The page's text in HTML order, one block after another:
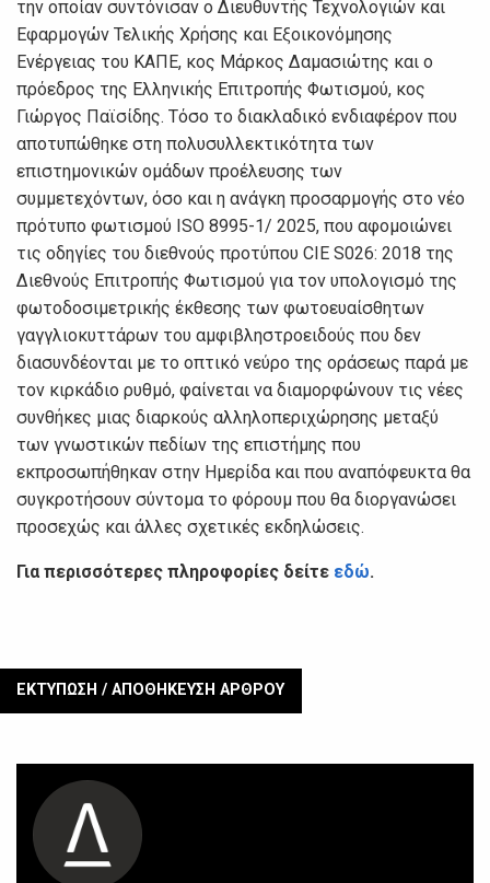
την οποίαν συντόνισαν ο Διευθυντής Τεχνολογιών και
Εφαρμογών Τελικής Χρήσης και Εξοικονόμησης
Ενέργειας του ΚΑΠΕ, κος Μάρκος Δαμασιώτης και ο
πρόεδρος της Ελληνικής Επιτροπής Φωτισμού, κος
Γιώργος Παϊσίδης. Τόσο το διακλαδικό ενδιαφέρον που
αποτυπώθηκε στη πολυσυλλεκτικότητα των
επιστημονικών ομάδων προέλευσης των
συμμετεχόντων, όσο και η ανάγκη προσαρμογής στο νέο
πρότυπο φωτισμού ISO 8995-1/ 2025, που αφομοιώνει
τις οδηγίες του διεθνούς προτύπου CIE S026: 2018 της
Διεθνούς Επιτροπής Φωτισμού για τον υπολογισμό της
φωτοδοσιμετρικής έκθεσης των φωτοευαίσθητων
γαγγλιοκυττάρων του αμφιβληστροειδούς που δεν
διασυνδέονται με το οπτικό νεύρο της οράσεως παρά με
τον κιρκάδιο ρυθμό, φαίνεται να διαμορφώνουν τις νέες
συνθήκες μιας διαρκούς αλληλοπεριχώρησης μεταξύ
των γνωστικών πεδίων της επιστήμης που
εκπροσωπήθηκαν στην Ημερίδα και που αναπόφευκτα θα
συγκροτήσουν σύντομα το φόρουμ που θα διοργανώσει
προσεχώς και άλλες σχετικές εκδηλώσεις.
Για περισσότερες πληροφορίες δείτε εδώ.
ΕΚΤΥΠΩΣΗ / ΑΠΟΘΗΚΕΥΣΗ ΑΡΘΡΟΥ